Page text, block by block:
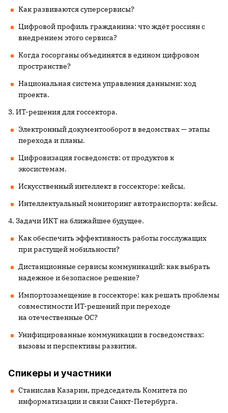
Как развиваются суперсервисы?
Цифровой профиль гражданина: что ждёт россиян с
внедрением этого сервиса?
Когда госорганы объединятся в едином цифровом
пространстве?
Национальная система управления данными: ход
проекта.
3. ИТ-решения для госсектора.
Электронный документооборот в ведомствах — этапы
перехода и планы.
Цифровизация госведомств: от продуктов к
экосистемам.
Искусственный интеллект в госсекторе: кейсы.
Интеллектуальный мониторинг автотранспорта: кейсы.
4. Задачи ИКТ на ближайшее будущее.
Как обеспечить эффективность работы госслужащих
при растущей мобильности?
Дистанционные сервисы коммуникаций: как выбрать
надежное и безопасное решение?
Импортозамещение в госсекторе: как решать проблемы
совместимости ИТ-решений при переходе
на отечественные ОС?
Унифицированные коммуникации в госведомствах:
вызовы и перспективы развития.
Спикеры и участники
Станислав Казарин, председатель Комитета по
информатизации и связи Санкт-Петербурга.